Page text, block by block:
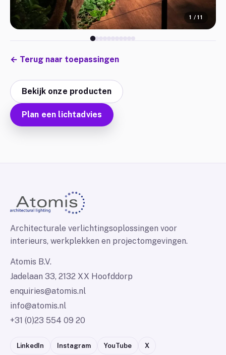
1 /11
← Terug naar toepassingen
Bekijk onze producten
Plan een lichtadvies
Architecturale verlichtingsoplossingen voor
interieurs, werkplekken en projectomgevingen.
Atomis B.V.
Jadelaan 33, 2132 XX Hoofddorp
enquiries@atomis.nl
info@atomis.nl
+31 (0)23 554 09 20
LinkedIn Instagram YouTube X